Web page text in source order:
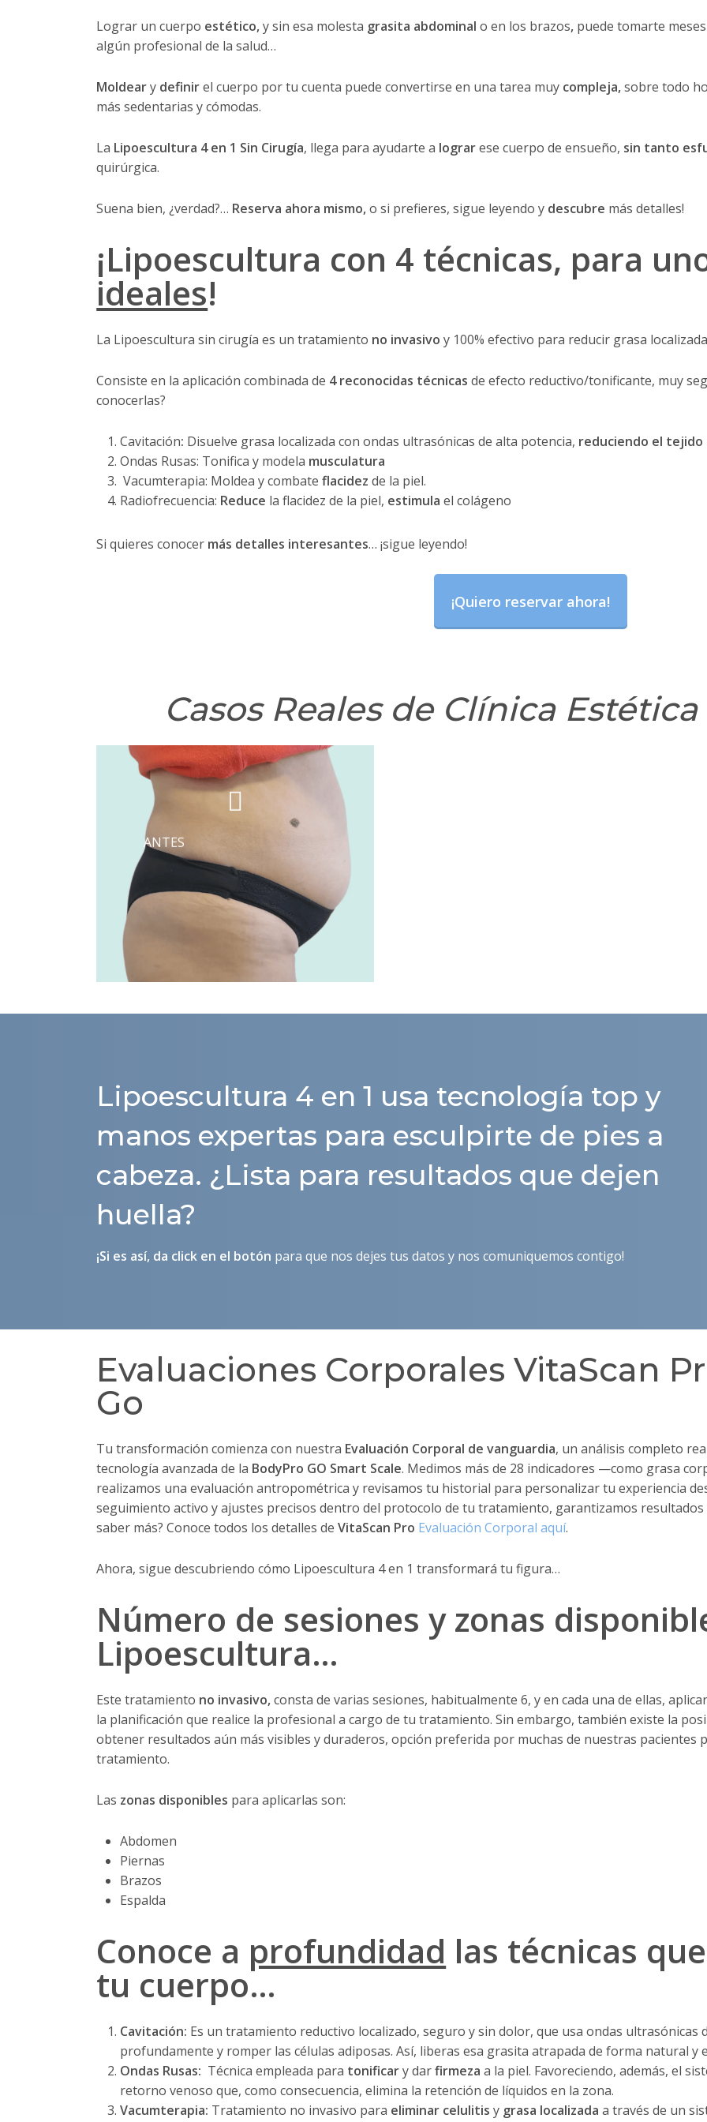
Lograr un cuerpo estético,y sin esa molesta grasita abdominal o en los brazos, puede tomarte
algún profesional de la salud…
Moldeary definirel cuerpo por tu cuenta puede convertirse en una tarea muy compleja,sobre todo
más sedentarias y cómodas.
La Lipoescultura 4 en 1 Sin Cirugía, llega para ayudarte a lograrese cuerpo de ensueño, sin tanto
quirúrgica.
Suena bien, ¿verdad?… Reserva ahora mismo,o si prefieres, sigue leyendo y descubre más detalles!
¡Lipoescultura con 4 técnicas, para
ideales!
La Lipoescultura sin cirugía es un tratamiento no invasivo y 100% efectivo para reducir grasa
Consiste en la aplicación combinada de 4 reconocidas técnicas de efecto reductivo/tonificante, muy
conocerlas?
Cavitación: Disuelve grasa localizada con ondas ultrasónicas de alta potencia, reduciendo el tejido
Ondas Rusas: Tonifica y modela musculatura
Vacumterapia: Moldea y combateflacidez de la piel.
Radiofrecuencia: Reduce la flacidez de la piel, estimula el colágeno
Si quieres conocer más detalles interesantes… ¡sigue leyendo!
¡Quiero reservar ahora!
Casos Reales de Clínica Estética
ANTES
Lipoescultura 4 en 1 usa tecnología top y
manos expertas para esculpirte de pies a
cabeza. ¿Lista para resultados que dejen
huella?
¡Si es así, da click en el botón para que nos dejes tus datos y nos comuniquemos contigo!
Evaluaciones Corporales VitaScan
Go
Tu transformación comienza con nuestra Evaluación Corporal de vanguardia, un análisis completo
tecnología avanzada de la BodyPro GO Smart Scale. Medimos más de 28 indicadores —como grasa
realizamos una evaluación antropométrica y revisamos tu historial para personalizar tu experiencia
seguimiento activo y ajustes precisos dentro del protocolo de tu tratamiento, garantizamos resultados
saber más? Conoce todos los detalles deVitaScan Pro Evaluación Corporal aquí.
Ahora, sigue descubriendo cómo Lipoescultura 4 en 1 transformará tu figura…
Número de sesiones y zonas
Lipoescultura…
Este tratamiento no invasivo,consta de varias sesiones, habitualmente 6, y en cada una de ellas,
la planificación que realice la profesional a cargo de tu tratamiento. Sin embargo, también existe la
obtener resultados aún más visibles y duraderos, opción preferida por muchas de nuestras pacientes
tratamiento.
Las zonas disponibles para aplicarlas son:
Abdomen
Piernas
Brazos
Espalda
Conoce a profundidad las técnicas
tu cuerpo…
Cavitación: Es un tratamiento reductivo localizado, seguro y sin dolor, que usa ondas
profundamente y romper las células adiposas. Así, liberas esa grasita atrapada de forma natural y
Ondas Rusas: Técnica empleada para tonificary darfirmeza a la piel. Favoreciendo, además, el
retorno venoso que, como consecuencia, elimina la retención de líquidos en la zona.
Vacumterapia: Tratamiento no invasivo para eliminar celulitis y grasa localizada a través de un